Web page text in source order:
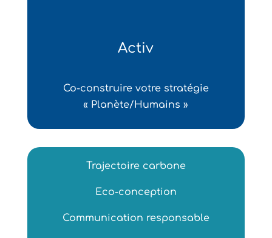
Activ
Co-construire votre stratégie
« Planète/Humains »
Trajectoire carbone
Eco-conception
Communication responsable